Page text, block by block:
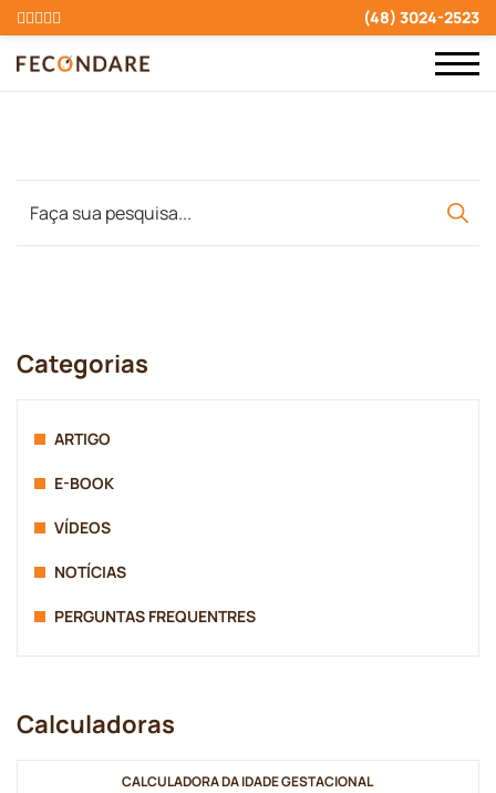
(48) 3024-2523
Categorias
ARTIGO
E-BOOK
VÍDEOS
NOTÍCIAS
PERGUNTAS FREQUENTRES
Calculadoras
CALCULADORA DA IDADE GESTACIONAL